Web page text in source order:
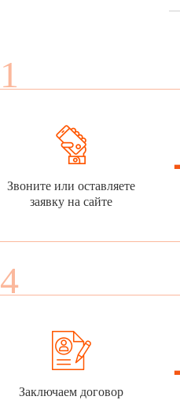
1
Звоните или оставляете
заявку на сайте
4
Заключаем договор